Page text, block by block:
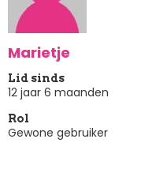
Marietje
Lid sinds
12 jaar 6 maanden
Rol
Gewone gebruiker